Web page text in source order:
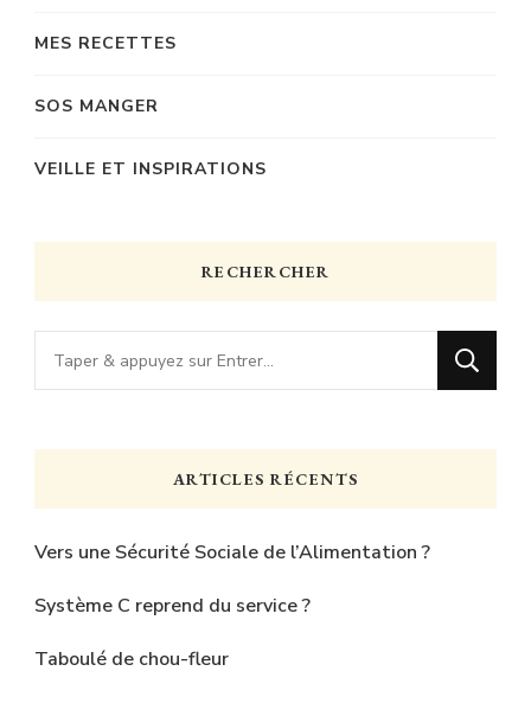
MES RECETTES
SOS MANGER
VEILLE ET INSPIRATIONS
RECHERCHER
Vous
recherchiez
chose
ARTICLES RÉCENTS
Vers une Sécurité Sociale de l’Alimentation ?
Système C reprend du service ?
Taboulé de chou-fleur